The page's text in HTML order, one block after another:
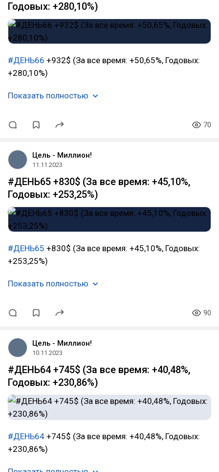
Годовых: +280,10%)
#ДЕНЬ66 +932$ (За все время: +50,65%, Годовых:
+280,10%)
Показать полностью
70
Цель - Миллион!
11.11.2023
#ДЕНЬ65 +830$ (За все время: +45,10%,
Годовых: +253,25%)
#ДЕНЬ65 +830$ (За все время: +45,10%, Годовых:
+253,25%)
Показать полностью
90
Цель - Миллион!
10.11.2023
#ДЕНЬ64 +745$ (За все время: +40,48%,
Годовых: +230,86%)
#ДЕНЬ64 +745$ (За все время: +40,48%, Годовых:
+230,86%)